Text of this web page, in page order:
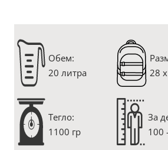
Oбем:
20 литра
28
Тегло:
1100 гр
За
100